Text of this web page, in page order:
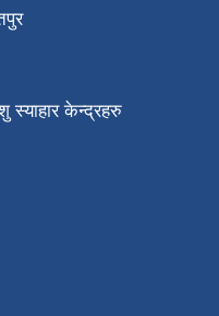
स्याहार केन्द्रहरु